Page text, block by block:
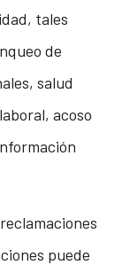
tales
de
salud
acoso
puede